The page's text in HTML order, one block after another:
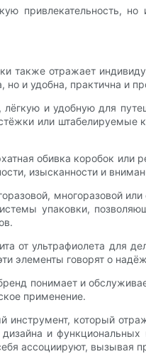
привлекательность,
отражает
но и удобна, практична и
и удобную для
или штабелируемые
обивка коробок или
изысканности и
многоразовой
упаковки,
от ультрафиолета для
элементы говорят о
понимает и
применение.
который
и
ассоциируют, вызывая